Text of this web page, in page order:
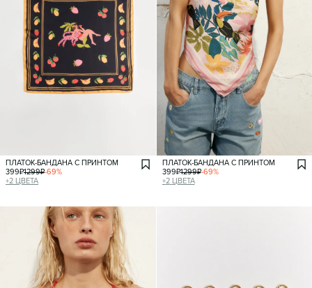
ПЛАТОК-БАНДАНА С ПРИНТОМ
399₽1299₽-69%
+2 ЦВЕТА
ПЛАТОК-БАНДАНА С ПРИНТОМ
399₽1299₽-69%
+2 ЦВЕТА